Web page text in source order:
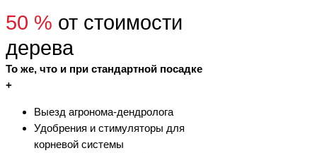
50 % от стоимости
дерева
То же, что и при стандартной посадке
+
Выезд агронома-дендролога
Удобрения и стимуляторы для
корневой системы